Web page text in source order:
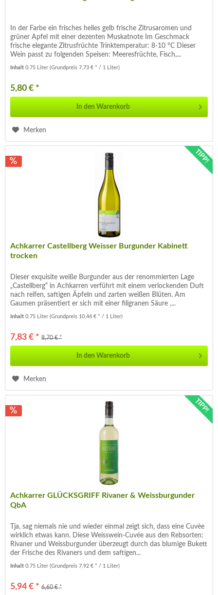
In der Farbe ein frisches helles gelb frische Zitrusaromen und
grüner Apfel mit einer dezenten Muskatnote Im Geschmack
frische elegante Zitrusfrüchte Trinktemperatur: 8-10 °C Dieser
Wein passt zu folgenden Speisen: Meeresfrüchte, Fisch,...
Inhalt0.75 Liter(Grundpreis 7,73 € * / 1 Liter)
5,80 € *
In den Warenkorb
Merken
TIPP!
Achkarrer Castellberg Weisser Burgunder Kabinett
trocken
Dieser exquisite weiße Burgunder aus der renommierten Lage
„Castellberg“ in Achkarren verführt mit einem verlockenden Duft
nach reifen, saftigen Äpfeln und zarten weißen Blüten. Am
Gaumen präsentiert er sich mit einer filigranen Säure ,...
Inhalt0.75 Liter(Grundpreis 10,44 € * / 1 Liter)
7,83 € * 8,70 € *
In den Warenkorb
Merken
TIPP!
Achkarrer GLÜCKSGRIFF Rivaner & Weissburgunder
QbA
Tja, sag niemals nie und wieder einmal zeigt sich, dass eine Cuvèe
wirklich etwas kann. Diese Weisswein-Cuvée aus den Rebsorten:
Rivaner und Weissburgunder überzeugt durch das blumige Bukett
der Frische des Rivaners und dem saftigen...
Inhalt0.75 Liter(Grundpreis 7,92 € * / 1 Liter)
5,94 € * 6,60 € *